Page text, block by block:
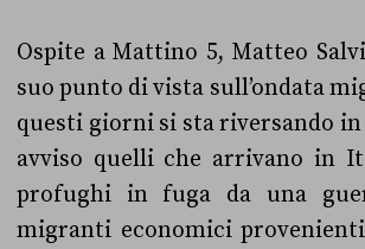
Ospite a Mattino 5, Matteo
suo punto di vista sull’ondata
questi giorni si sta riversando in
avviso quelli che arrivano in
profughi in fuga da una
migranti economici